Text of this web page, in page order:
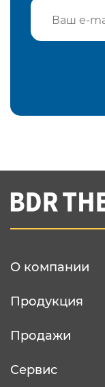
Вы
О компании
Продукция
Продажи
Сервис